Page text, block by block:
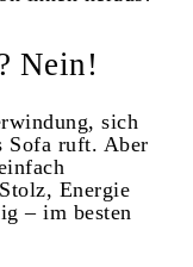
Nein!
sich
Sofa ruft. Aber
Energie
– im besten